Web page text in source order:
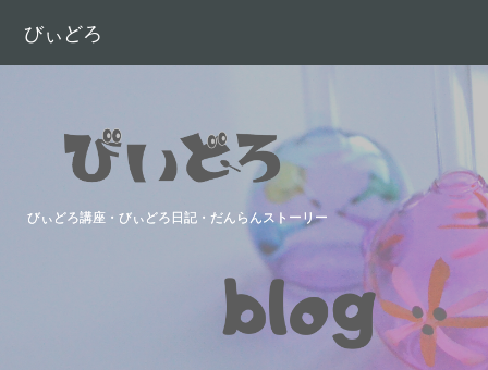
びぃどろ
びぃどろ講座・びぃどろ日記・だんらんストーリー